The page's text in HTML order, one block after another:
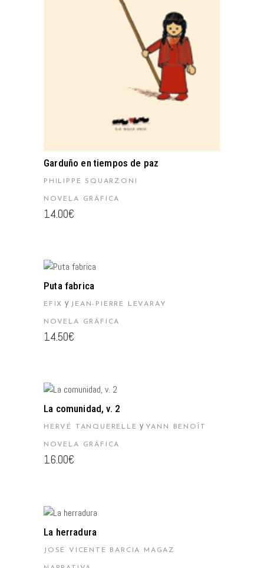
AÑADIR AL CARRITO
Garduño en tiempos de paz
PHILIPPE SQUARZONI
NOVELA GRÁFICA
14.00€
Puta fabrica
EFIX y JEAN-PIERRE LEVARAY
NOVELA GRÁFICA
14.50€
La comunidad, v. 2
HERVÉ TANQUERELLE y YANN BENOÎT
NOVELA GRÁFICA
16.00€
La herradura
JOSÉ VICENTE BARCIA MAGAZ